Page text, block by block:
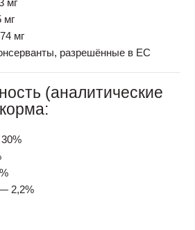
мг
мг
мг
разрешённые в ЕС
(аналитические
2,2%